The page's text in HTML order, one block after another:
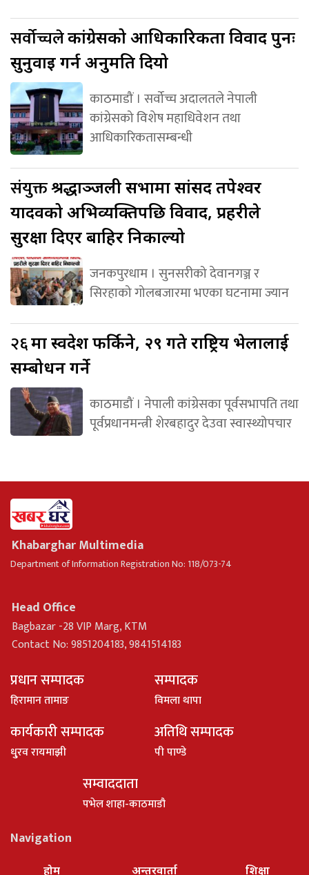
सर्वोच्चलेकांग्रेसको आधिकारिकता विवाद पुनः
सुनुवाइ गर्न अनुमति दियो
काठमाडौं । सर्वोच्च अदालतले नेपाली
कांग्रेसको विशेष महाधिवेशन तथा
आधिकारिकतासम्बन्धी
संयुक्तश्रद्धाञ्जली सभामा सांसद तपेश्वर
यादवको अभिव्यक्तिपछि विवाद, प्रहरीले
सुरक्षा दिएर बाहिर निकाल्यो
जनकपुरधाम । सुनसरीको देवानगञ्ज र
सिरहाको गोलबजारमा भएका घटनामा ज्यान
२६मा स्वदेश फर्किने, २९ गते राष्ट्रिय भेलालाई
सम्बोधन गर्ने
काठमाडौं । नेपाली कांग्रेसका पूर्वसभापति तथा
पूर्वप्रधानमन्त्री शेरबहादुर देउवा स्वास्थ्योपचार
Khabarghar Multimedia
Department of Information Registration No: 118/073-74
Head Office
Bagbazar -28 VIP Marg, KTM
Contact No: 9851204183, 9841514183
प्रधान सम्पादक
हिरामान तामाङ
सम्पादक
विमला थापा
कार्यकारी सम्पादक
धु्रव रायमाझी
अतिथि सम्पादक
पी पाण्डे
सम्वाददाता
पभेल शाहा-काठमाडौ
Navigation
होम अन्तरवार्ता शिक्षा